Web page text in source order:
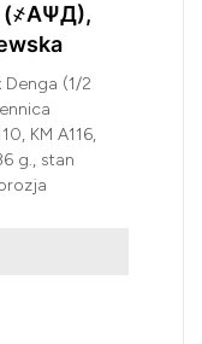
(҂AѰД),
Denga (1/2
KM A116,
g., stan